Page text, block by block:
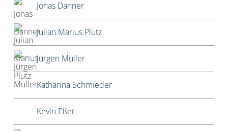
Jonas Danner
Julian Marius Plutz
Jürgen Müller
Katharina Schmieder
Kevin Eßer